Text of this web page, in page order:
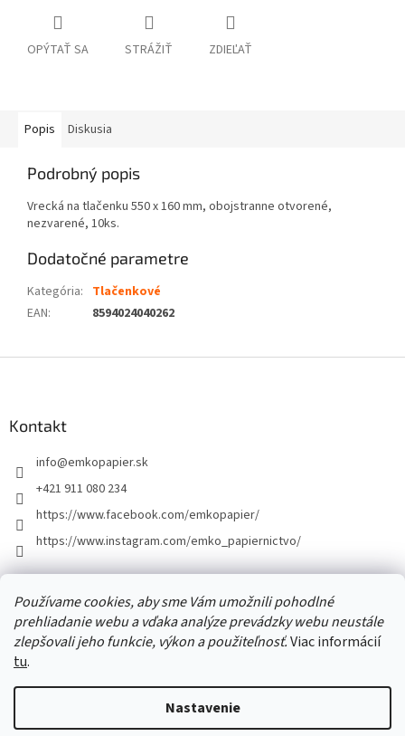
Používame cookies, aby sme Vám umožnili pohodlné
prehliadanie webu a vďaka analýze prevádzky webu neustále
zlepšovali jeho funkcie, výkon a použiteľnosť.Viac informácií
tu.
Nastavenie
OPÝTAŤ SA STRÁŽIŤ ZDIEĽAŤ
Popis Diskusia
Podrobný popis
Vrecká na tlačenku 550 x 160 mm, obojstranne otvorené,
nezvarené, 10ks.
Dodatočné parametre
Kategória: Tlačenkové
EAN: 8594024040262
Kontakt
info@emkopapier.sk
+421 911 080 234
https://www.facebook.com/emkopapier/
https://www.instagram.com/emko_papiernictvo/
Facebook